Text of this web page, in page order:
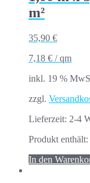
m²
35,90 €
7,18 € /qm
inkl. 19 %
zzgl.
Lieferzeit: 2-4
Produkt enthält:
In den